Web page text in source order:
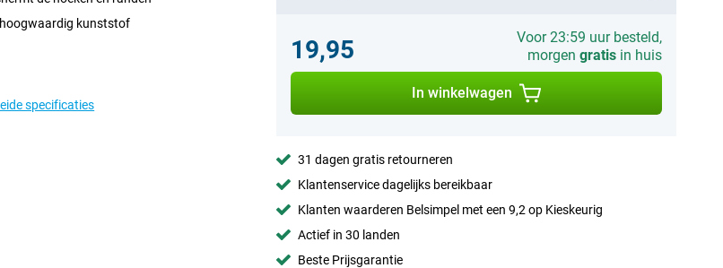
kunststof
specificaties
19,95
Voor 23:59 uur besteld,
morgen gratisin huis
In winkelwagen
31 dagen gratis retourneren
Klantenservice dagelijks bereikbaar
Klanten waarderen Belsimpel met een 9,2 op Kieskeurig
Actief in 30 landen
Beste Prijsgarantie